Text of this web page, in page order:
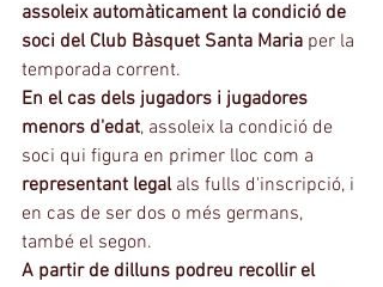
assoleix automàticament la condició de
soci del Club Bàsquet Santa Maria per la
temporada corrent.
En el cas dels jugadors i jugadores
menors d'edat, assoleix la condició de
soci qui figura en primer lloc com a
representant legal als fulls d'inscripció, i
en cas de ser dos o més germans,
també el segon.
A partir de dilluns podreu recollir el